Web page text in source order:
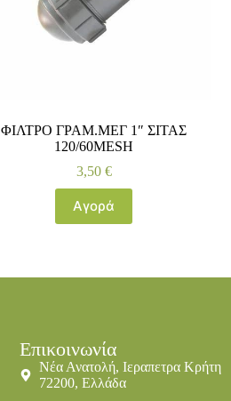
ΦΙΛΤΡΟ ΓΡΑΜ.ΜΕΓ 1″ ΣΙΤΑΣ
120/60ΜΕSH
3,50 €
Αγορά
Επικοινωνία
Νέα Ανατολή, Ιεραπετρα Κρήτη
72200, Ελλάδα